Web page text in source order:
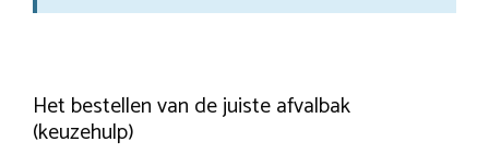
Het bestellen van de juiste afvalbak
(keuzehulp)